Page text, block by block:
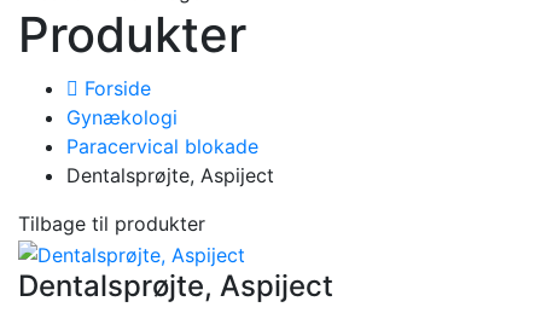
Produkter
Forside
Gynækologi
Paracervical blokade
Dentalsprøjte, Aspiject
Tilbage til produkter
Dentalsprøjte, Aspiject